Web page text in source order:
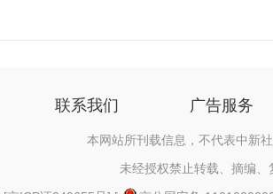
联系我们 广告服务
本网站所刊载信息，不代表中新
未经授权禁止转载、摘编、